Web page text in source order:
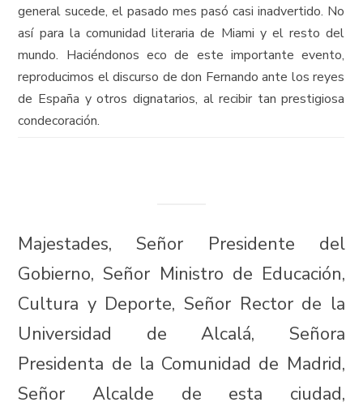
general sucede, el pasado mes pasó casi inadvertido. No
así para la comunidad literaria de Miami y el resto del
mundo. Haciéndonos eco de este importante evento,
reproducimos el discurso de don Fernando ante los reyes
de España y otros dignatarios, al recibir tan prestigiosa
condecoración.
Majestades, Señor Presidente del
Gobierno, Señor Ministro de Educación,
Cultura y Deporte, Señor Rector de la
Universidad de Alcalá, Señora
Presidenta de la Comunidad de Madrid,
Señor Alcalde de esta ciudad,